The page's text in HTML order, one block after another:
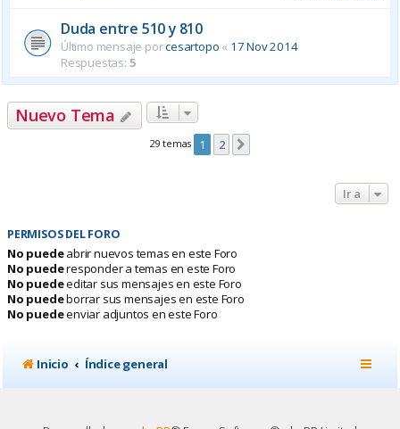
Duda entre 510 y 810
Último mensaje porcesartopo « 17 Nov 2014
Respuestas: 5
Nuevo Tema
29 temas 1 2
Ir a
PERMISOS DEL FORO
No puedeabrir nuevos temas en este Foro
No puederesponder a temas en este Foro
No puedeeditar sus mensajes en este Foro
No puedeborrar sus mensajes en este Foro
No puedeenviar adjuntos en este Foro
Inicio Índice general